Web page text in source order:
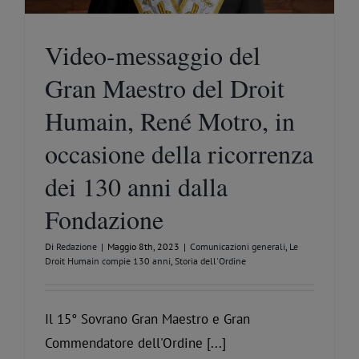
Video-messaggio del
Gran Maestro del Droit
Humain, René Motro, in
occasione della ricorrenza
dei 130 anni dalla
Fondazione
Di Redazione | Maggio 8th, 2023 | Comunicazioni generali, Le
Droit Humain compie 130 anni, Storia dell'Ordine
Il 15° Sovrano Gran Maestro e Gran
Commendatore dell'Ordine [...]